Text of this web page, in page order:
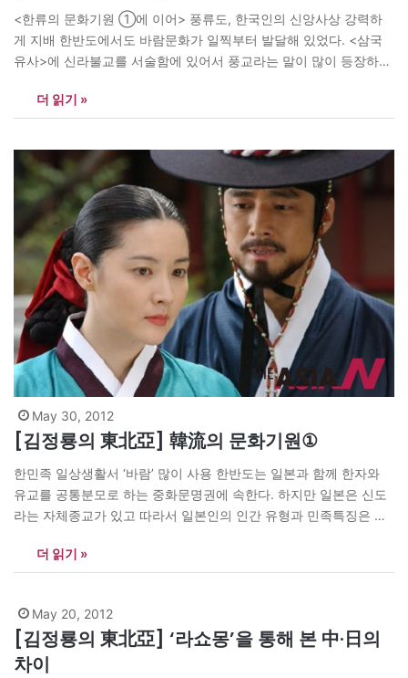
<한류의 문화기원 ①에 이어> 풍류도, 한국인의 신앙사상 강력하
게 지배 한반도에서도 바람문화가 일찍부터 발달해 있었다. <삼국
유사>에 신라불교를 서술함에 있어서 풍교라는 말이 많이 등장하는
을 알 수 있다. 아울러 <삼국유사>에 신라의 불교를 논하는 장절에
서 ‘석씨풍교(釋氏風敎)’라는 단어가 등장하는데, 이는 곧 불교를 의
더 읽기 »
May 30, 2012
[김정룡의 東北亞] 韓流의 문화기원①
한민족 일상생활서 ‘바람’ 많이 사용 한반도는 일본과 함께 한자와
유교를 공통분모로 하는 중화문명권에 속한다. 하지만 일본은 신도
라는 자체종교가 있고 따라서 일본인의 인간 유형과 민족특징은 신
해 한반도는 자체종교가 없는데 무엇이 한반도 사람들의 유형과 민
족적 특징을 형성했을까? 한반도 인간의 삶에 구체적으로 영향을 미
더 읽기 »
May 20, 2012
[김정룡의 東北亞] ‘라쇼몽’을 통해 본 中·日의
차이